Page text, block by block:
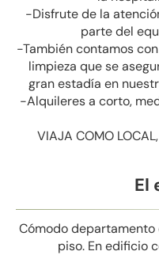
-Disfrute de la
parte del
-También contamos
limpieza que se
gran estadía en
-Alquileres a corto,
VIAJA COMO
El
Cómodo departamento
piso. En edificio